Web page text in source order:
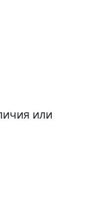
или